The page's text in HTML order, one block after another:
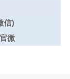
信)
微